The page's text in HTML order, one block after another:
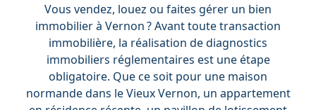
Vous vendez, louez ou faites gérer un bien
immobilier à Vernon ? Avant toute transaction
immobilière, la réalisation de diagnostics
immobiliers réglementaires est une étape
obligatoire. Que ce soit pour une maison
normande dans le Vieux Vernon, un appartement